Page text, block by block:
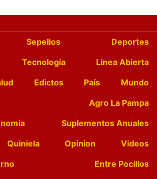
Sepelios
Deportes
Tecnología
Linea Abierta
Edictos País
Mundo
Agro La Pampa
Suplementos Anuales
Quiniela Opinion
Videos
Entre Pocillos